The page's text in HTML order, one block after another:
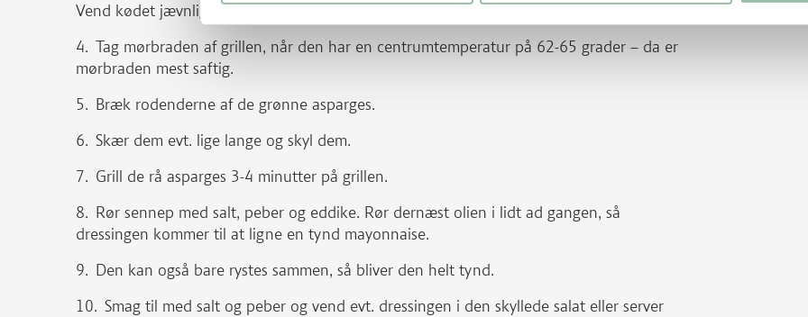
Vend kødet jævnligt.
Tag mørbraden af grillen, når den har en centrumtemperatur på 62-65 grader – da er
mørbraden mest saftig.
Bræk rodenderne af de grønne asparges.
Skær dem evt. lige lange og skyl dem.
Grill de rå asparges 3-4 minutter på grillen.
Rør sennep med salt, peber og eddike. Rør dernæst olien i lidt ad gangen, så
dressingen kommer til at ligne en tynd mayonnaise.
Den kan også bare rystes sammen, så bliver den helt tynd.
Smag til med salt og peber og vend evt. dressingen i den skyllede salat eller server